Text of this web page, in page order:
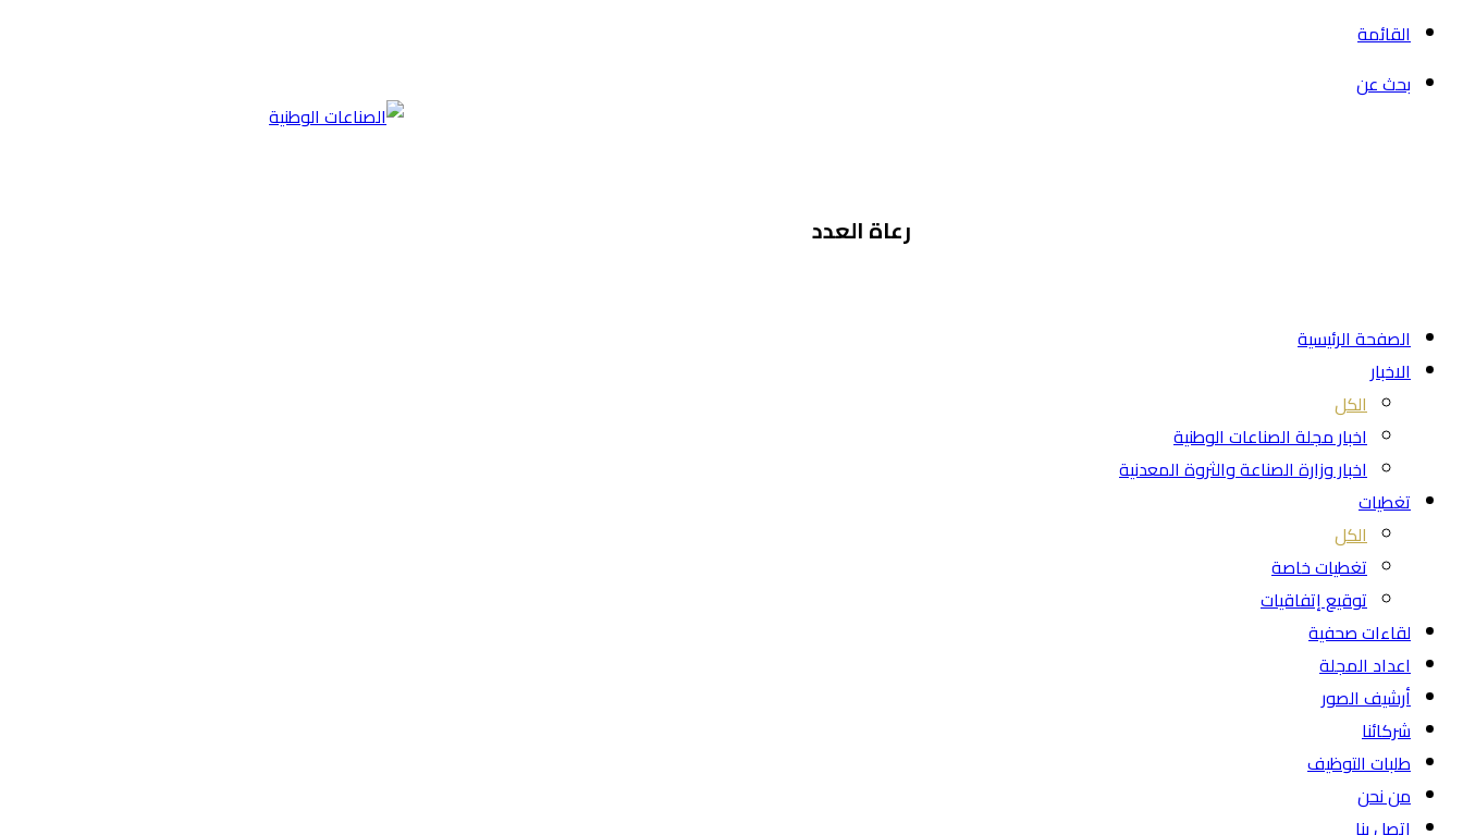
القائمة
بحث عن
رعاة العدد
الصفحة الرئيسية
الاخبار
الكل
اخبار مجلة الصناعات الوطنية
اخبار وزارة الصناعة والثروة المعدنية
تغطيات
الكل
تغطيات خاصة
توقيع إتفاقيات
لقاءات صحفية
اعداد المجلة
أرشيف الصور
شركائنا
طلبات التوظيف
من نحن
اتصل بنا